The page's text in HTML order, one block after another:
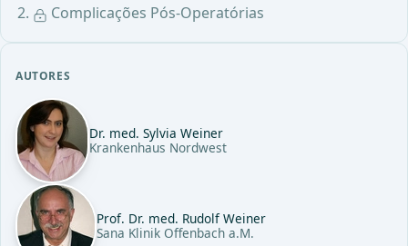
Complicações Pós-Operatórias
AUTORES
Dr. med. Sylvia Weiner
Krankenhaus Nordwest
Prof. Dr. med. Rudolf Weiner
Sana Klinik Offenbach a.M.